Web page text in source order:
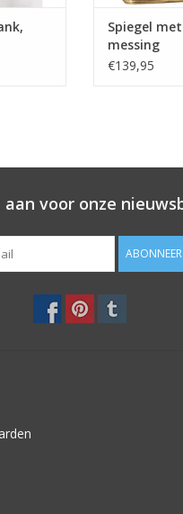
Spiegel
messing
€139,95
aan voor onze
ABONNEER